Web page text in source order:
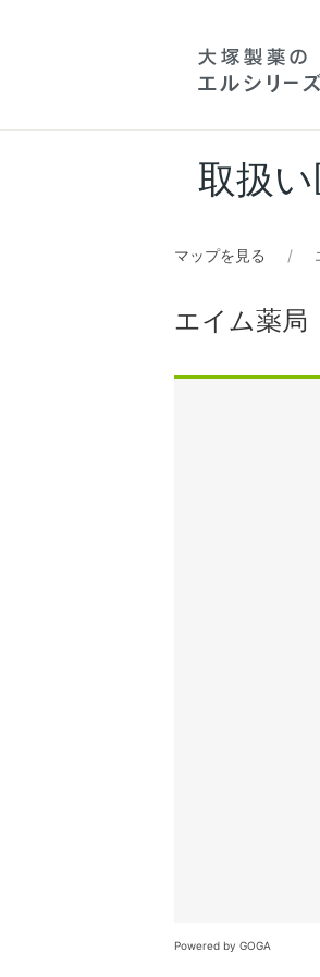
取扱
マップを見る
エイム薬局
Powered by GOGA